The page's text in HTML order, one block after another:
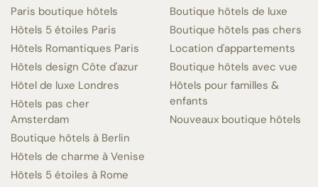
Paris boutique hôtels
Hôtels 5 étoiles Paris
Hôtels Romantiques Paris
Hôtels design Côte d'azur
Hôtel de luxe Londres
Hôtels pas cher
Amsterdam
Boutique hôtels à Berlin
Hôtels de charme à Venise
Hôtels 5 étoiles à Rome
Boutique hôtels de luxe
Boutique hôtels pas chers
Location d'appartements
Boutique hôtels avec vue
Hôtels pour familles &
enfants
Nouveaux boutique hôtels